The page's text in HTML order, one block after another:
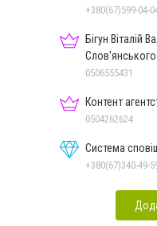
+380(67)599-04-
Бігун Віталій
Слов'янського
Дон.обл.
0506555431
Контент
0504262624
Система
+380(67)340-49-